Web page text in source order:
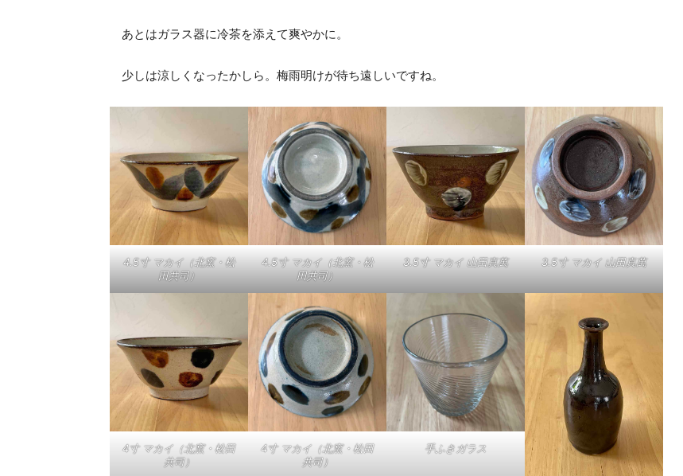
あとはガラス器に冷茶を添えて爽やかに。
少しは涼しくなったかしら。梅雨明けが待ち遠しいですね。
4.5寸 マカイ（北窯・松
田共司）
4.5寸 マカイ（北窯・松
田共司）
3.5寸 マカイ 山田真萬 3.5寸 マカイ 山田真萬
4寸 マカイ（北窯・松田
共司）
4寸 マカイ（北窯・松田
共司）
手ふきガラス